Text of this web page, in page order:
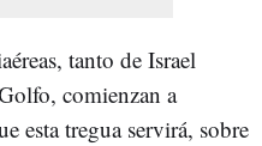
tanto de Israel
comienzan a
esta tregua servirá, sobre